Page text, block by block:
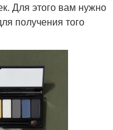
Для этого вам нужно
получения того